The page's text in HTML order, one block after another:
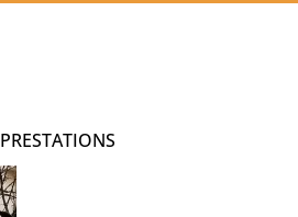
PRESTATIONS